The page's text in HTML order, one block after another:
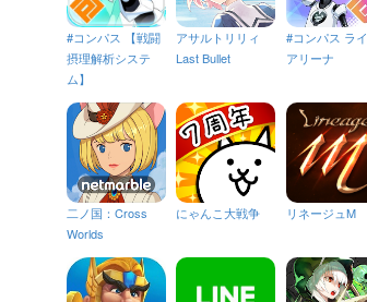
#コンパス 【戦闘
摂理解析システ
ム】
アサルトリリィ
Last Bullet
#コンパス ラ
アリーナ
二ノ国：Cross
Worlds
にゃんこ大戦争 リネージュM